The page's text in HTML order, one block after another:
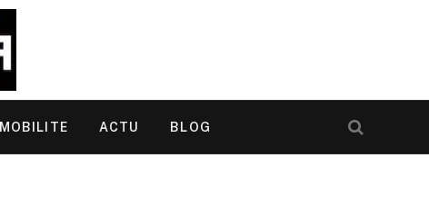
MOBILITE ACTU BLOG